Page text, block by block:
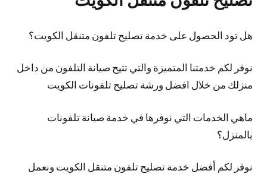
هل تود الحصول على خدمة تصليح تلفون متنقل الكويت؟
نوفر لكم خدمتنا المتميزة والتي تتيح صيانة التلفون من داخل
منزلك من خلال افضل ورشة تصليح تلفونات الكويت
ماهي الخدمات التي نوفرها في خدمة صيانة تلفونات
بالمنزل؟
نوفر لكم أفضل خدمة تصليح تلفون متنقل الكويت ونعمل